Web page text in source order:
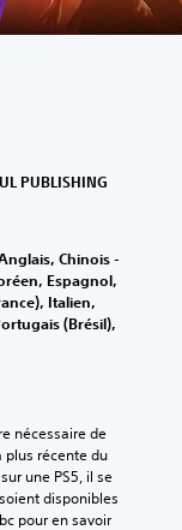
PUBLISHING
Chinois -
Espagnol,
Italien,
(Brésil),
nécessaire de
plus récente du
une PS5, il se
disponibles
pour en savoir